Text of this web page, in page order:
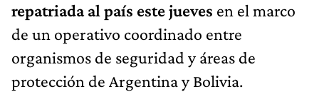
repatriada al país este jueves en el marco
de un operativo coordinado entre
organismos de seguridad y áreas de
protección de Argentina y Bolivia.